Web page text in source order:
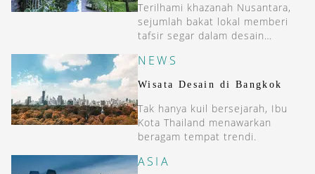
Terilhami khazanah Nusantara,
sejumlah bakat lokal memberi
tafsir segar dalam desain
NEWS
Wisata Desain di Bangkok
Tak hanya kuil bersejarah, Ibu
Kota Thailand menawarkan
beragam tempat trendi.
ASIA